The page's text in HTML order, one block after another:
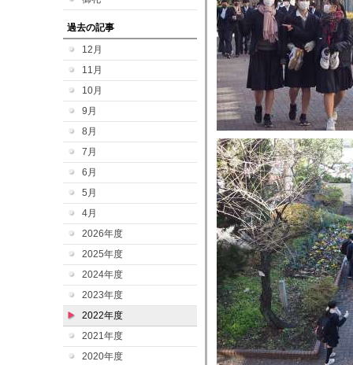
過去の記事
12月
11月
10月
9月
8月
7月
6月
5月
4月
2026年度
2025年度
2024年度
2023年度
2022年度
2021年度
2020年度